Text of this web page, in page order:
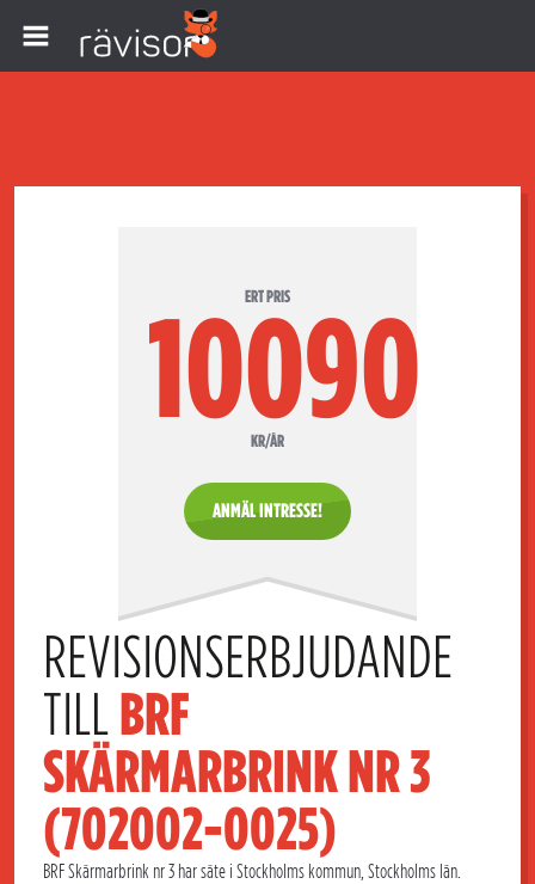
ERT PRIS
10090
KR/ÅR
ANMÄL INTRESSE!
REVISIONSERBJUDANDE
TILL BRF
SKÄRMARBRINK NR 3
(702002-0025)
BRF Skärmarbrink nr 3 har säte i Stockholms kommun, Stockholms län.